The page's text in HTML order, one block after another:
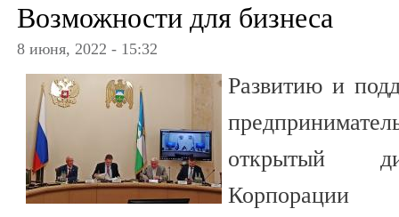
Возможности для бизнеса
8 июня, 2022 - 15:32
Развитию и
открытый